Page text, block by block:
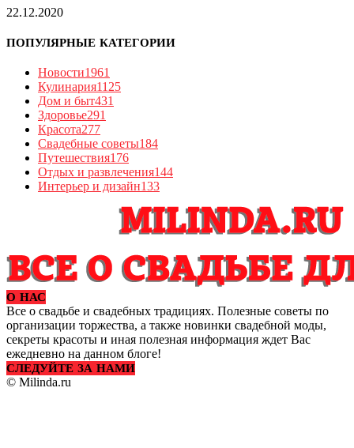
22.12.2020
ПОПУЛЯРНЫЕ КАТЕГОРИИ
Новости1961
Кулинария1125
Дом и быт431
Здоровье291
Красота277
Свадебные советы184
Путешествия176
Отдых и развлечения144
Интерьер и дизайн133
О НАС
Все о свадьбе и свадебных традициях. Полезные советы по
организации торжества, а также новинки свадебной моды,
секреты красоты и иная полезная информация ждет Вас
ежедневно на данном блоге!
СЛЕДУЙТЕ ЗА НАМИ
© Milinda.ru